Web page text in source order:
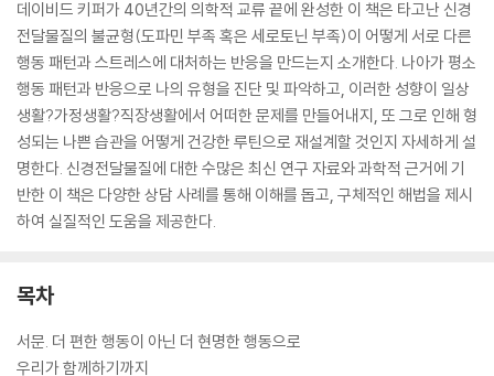
데이비드 키퍼가 40년간의 의학적 교류 끝에 완성한 이 책은 타고난 신경
전달물질의 불균형(도파민 부족 혹은 세로토닌 부족)이 어떻게 서로 다른
행동 패턴과 스트레스에 대처하는 반응을 만드는지 소개한다. 나아가 평소
행동 패턴과 반응으로 나의 유형을 진단 및 파악하고, 이러한 성향이 일상
생활?가정생활?직장생활에서 어떠한 문제를 만들어내지, 또 그로 인해 형
성되는 나쁜 습관을 어떻게 건강한 루틴으로 재설계할 것인지 자세하게 설
명한다. 신경전달물질에 대한 수많은 최신 연구 자료와 과학적 근거에 기
반한 이 책은 다양한 상담 사례를 통해 이해를 돕고, 구체적인 해법을 제시
하여 실질적인 도움을 제공한다.
목차
서문. 더 편한 행동이 아닌 더 현명한 행동으로
우리가 함께하기까지